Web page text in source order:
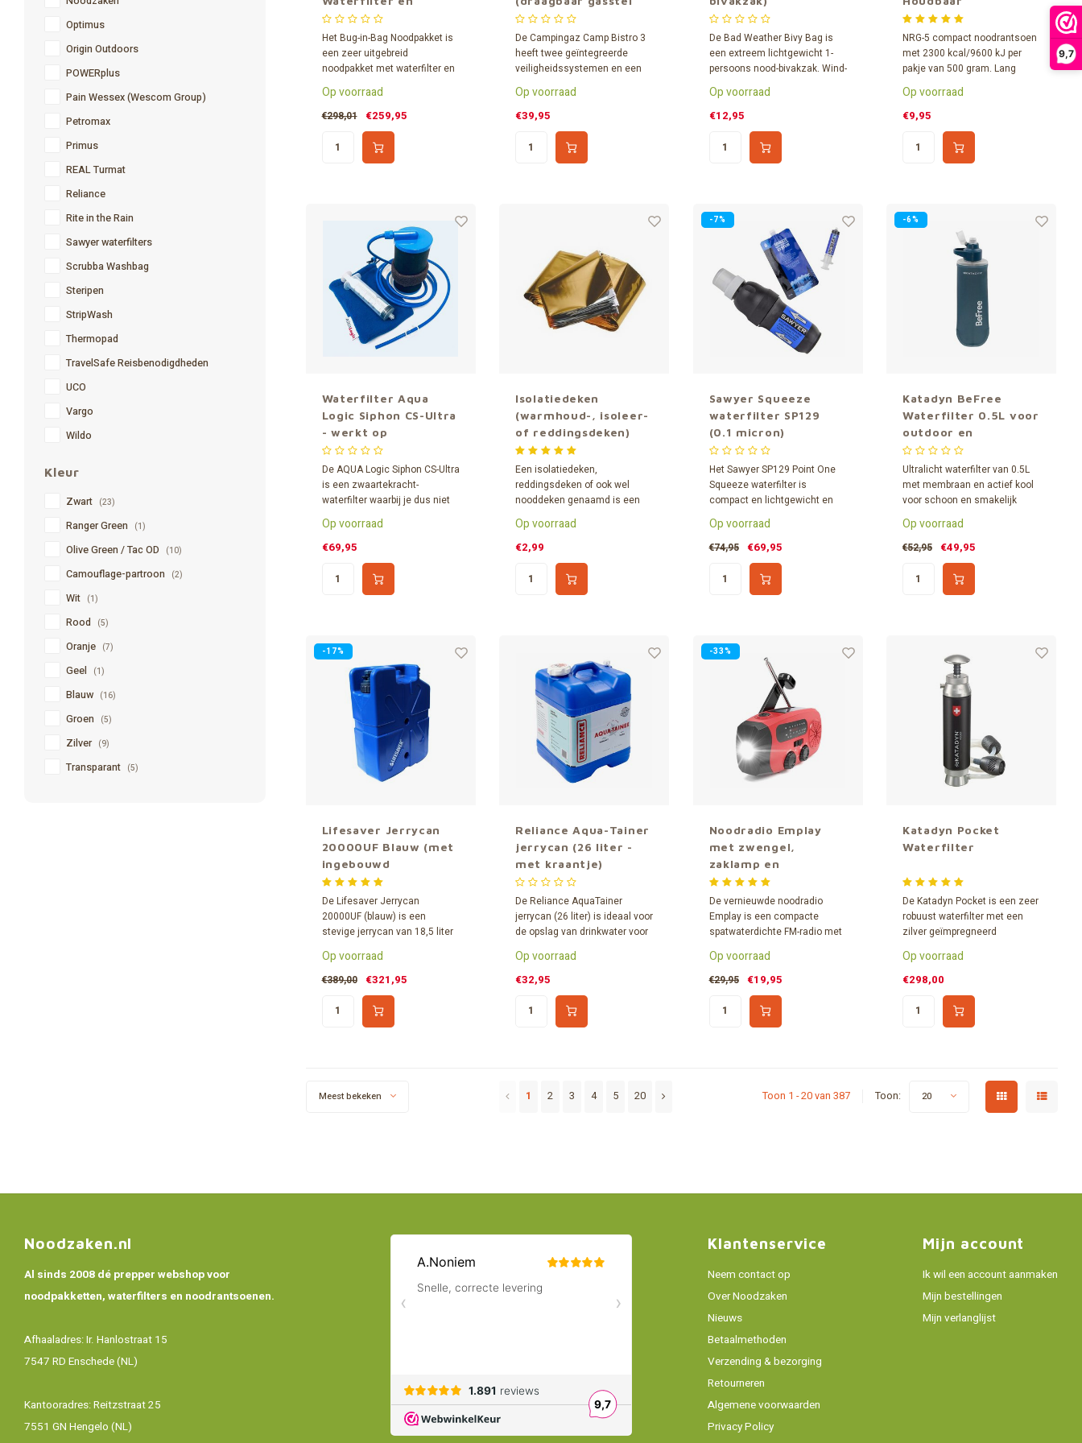
9,7
Optimus
Origin Outdoors
POWERplus
Pain Wessex (Wescom Group)
Petromax
Primus
REAL Turmat
Reliance
Rite in the Rain
Sawyer waterfilters
Scrubba Washbag
Steripen
StripWash
Thermopad
TravelSafe Reisbenodigdheden
UCO
Vargo
Wildo
Kleur
Zwart (23)
Ranger Green (1)
Olive Green / Tac OD (10)
Camouflage-partroon (2)
Wit (1)
Rood (5)
Oranje (7)
Geel (1)
Blauw (16)
Groen (5)
Zilver (9)
Transparant (5)
Noodradio - meest
complete pakket
Het Bug-in-Bag Noodpakket is
een zeer uitgebreid
noodpakket met waterfilter en
noodradio. Dit
overlevingspakket verpak je in
de meegeleverde stevige 65
liter grote duffeltas Loader, die
ook als rugtas te dragen is.
Op voorraad
€298,01 €259,95
met koffer)
De Campingaz Camp Bistro 3
heeft twee geïntegreerde
veiligheidssystemen en een
verbeterde pandrager. Dit
stevige gasstel wordt geleverd
met kunststof koffertje, voor
gemakkelijk vervoer en opslag.
Eenvoudig en betrouwbaar
koken tijdens stroomuitval.
Op voorraad
€39,95
De Bad Weather Bivy Bag is
een extreem lichtgewicht 1-
persoons nood-bivakzak. Wind-
en waterdicht en
lichaamswarmte reflecterend.
De Bivy is gemaakt van
steviger folie dan een
reddingsdeken en door de
slaapzak-vorm beter als
Op voorraad
€12,95
Noodvoedsel
NRG-5 compact noodrantsoen
met 2300 kcal/9600 kJ per
pakje van 500 gram. Lang
houdbaar noodvoedsel voor
preppers en buitensporters!
Met korting kopen? Per hele
doos van 24 NRG-5
noodrantsoenen voor een
extra voordelige prijs.
Op voorraad
€9,95
Waterfilter Aqua
Logic Siphon CS-Ultra
- werkt op
zwaartekracht
De AQUA Logic Siphon CS-Ultra
is een zwaartekracht-
waterfilter waarbij je dus niet
hoeft te pompen of zuigen.
Geschikt voor tijdens
noodsituaties, op reis,
expedities, maar ook voor
hulpverleners in rampsituaties
of oorlogsgebieden.
Op voorraad
€69,95
Isolatiedeken
(warmhoud-, isoleer-
of reddingsdeken)
Een isolatiedeken,
reddingsdeken of ook wel
nooddeken genaamd is een
veiligheidsmiddel dat in elk
noodpakket en ook zeker in
elke auto thuis hoort! De
dubbelzijdige isolatiedeken is
210 x 160 cm en beschermt
tegen zowel onderkoeling als
Op voorraad
€2,99
-7%
Sawyer Squeeze
waterfilter SP129
(0.1 micron)
Het Sawyer SP129 Point One
Squeeze waterfilter is
compact en lichtgewicht en
kan ontzettend veel water
filteren! Het Sawyer Squeeze
filter is zeer geschikt voor
bushcrafters, preppers, voor in
je bug-out-bag of je
avontuurlijke buitensport-
Op voorraad
€74,95 €69,95
-6%
Katadyn BeFree
Waterfilter 0.5L voor
outdoor en
noodsituaties – met
actief kool
Ultralicht waterfilter van 0.5L
met membraan en actief kool
voor schoon en smakelijk
drinkwater onderweg. Ideaal
voor outdoor, reizen en
noodsituaties. Compact, snel
filterend, eenvoudig te
gebruiken en simpel te
reinigen zonder hulpmiddelen.
Op voorraad
€52,95 €49,95
-17%
Lifesaver Jerrycan
20000UF Blauw (met
ingebouwd
waterfilter)
De Lifesaver Jerrycan
20000UF (blauw) is een
stevige jerrycan van 18,5 liter
met een ingebouwd waterfilter.
Met het vervangbare filter kan
20.000 liter water gefilterd
Op voorraad
€389,00 €321,95
Reliance Aqua-Tainer
jerrycan (26 liter -
met kraantje)
De Reliance AquaTainer
jerrycan (26 liter) is ideaal voor
de opslag van drinkwater voor
noodsituaties. Met kraantje
dat in de dop ingebouwd zit.
Op voorraad
€32,95
-33%
Noodradio Emplay
met zwengel,
zaklamp en
2.000mAh accu
De vernieuwde noodradio
Emplay is een compacte
spatwaterdichte FM-radio met
ingebouwde zaklamp en
oplaadbare 2.000mAh accu
ineen. Stem er bij calamiteiten
mee af op je lokale
rampenzender.
Op voorraad
€29,95 €19,95
Katadyn Pocket
Waterfilter
De Katadyn Pocket is een zeer
robuust waterfilter met een
zilver geïmpregneerd
keramisch filter dat bacteriën
en protozoa verwijdert onder
de meest ruige
omstandigheden. Capaciteit
tot 50.000 liter.
Op voorraad
€298,00
Meest bekeken 1 2 3 4 5 20 Toon 1 - 20 van 387 Toon: 20
Noodzaken.nl
Al sinds 2008 dé prepper webshop voor
noodpakketten, waterfilters en noodrantsoenen.
Afhaaladres: Ir. Hanlostraat 15
7547 RD Enschede (NL)
Kantooradres: Reitzstraat 25
7551 GN Hengelo (NL)
Klantenservice
Neem contact op
Over Noodzaken
Nieuws
Betaalmethoden
Verzending & bezorging
Retourneren
Algemene voorwaarden
Privacy Policy
Mijn account
Ik wil een account aanmaken
Mijn bestellingen
Mijn verlanglijst